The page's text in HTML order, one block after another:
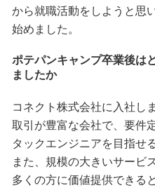
から就職活動をしようと思
始めました。
ポテパンキャンプ卒業後は
ましたか
コネクト株式会社に入社し
取引が豊富な会社で、要件
タックエンジニアを目指せ
また、規模の大きいサービ
多くの方に価値提供できる